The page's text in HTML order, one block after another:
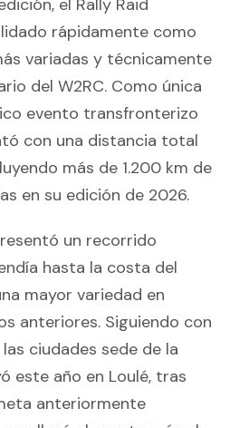
el Rally Raid
rápidamente como
variadas y técnicamente
del W2RC. Como única
evento transfronterizo
con una distancia total
más de 1.200 km de
en su edición de 2026.
un recorrido
hasta la costa del
mayor variedad en
anteriores. Siguiendo con
ciudades sede de la
este año en Loulé, tras
anteriormente